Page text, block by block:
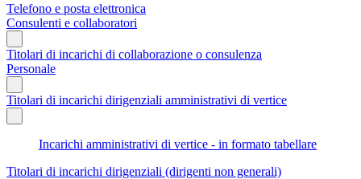
Telefono e posta elettronica
Consulenti e collaboratori
Titolari di incarichi di collaborazione o consulenza
Personale
Titolari di incarichi dirigenziali amministrativi di vertice
Incarichi amministrativi di vertice - in formato tabellare
Titolari di incarichi dirigenziali (dirigenti non generali)